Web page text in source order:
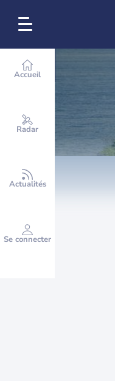
Accueil
Radar
Actualités
Se connecter